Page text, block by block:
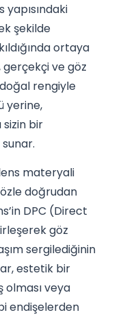
şekilde
ortaya
ve göz
doğal rengiyle
yerine,
sizin bir
materyali
doğrudan
DPC (Direct
göz
sergilediğinin
estetik bir
veya
endişelerden